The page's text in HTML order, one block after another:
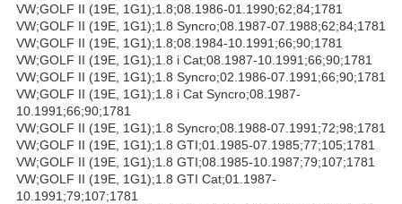
VW;GOLF II (19E, 1G1);1.8;08.1986-01.1990;62;84;1781
VW;GOLF II (19E, 1G1);1.8 Syncro;08.1987-07.1988;62;84;1781
VW;GOLF II (19E, 1G1);1.8;08.1984-10.1991;66;90;1781
VW;GOLF II (19E, 1G1);1.8 i Cat;08.1987-10.1991;66;90;1781
VW;GOLF II (19E, 1G1);1.8 Syncro;02.1986-07.1991;66;90;1781
VW;GOLF II (19E, 1G1);1.8 i Cat Syncro;08.1987-
10.1991;66;90;1781
VW;GOLF II (19E, 1G1);1.8 Syncro;08.1988-07.1991;72;98;1781
VW;GOLF II (19E, 1G1);1.8 GTI;01.1985-07.1985;77;105;1781
VW;GOLF II (19E, 1G1);1.8 GTI;08.1985-10.1987;79;107;1781
VW;GOLF II (19E, 1G1);1.8 GTI Cat;01.1987-
10.1991;79;107;1781